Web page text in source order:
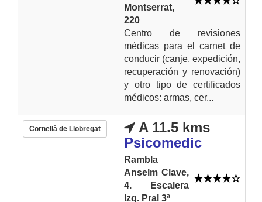
Montserrat,
220
Centro de revisiones
médicas para el carnet de
conducir (canje, expedición,
recuperación y renovación)
y otro tipo de certificados
médicos: armas, cer...
Cornellà de Llobregat
A 11.5 kms
Psicomedic
Rambla
Anselm Clave,
4. Escalera
Izq. Pral 3ª